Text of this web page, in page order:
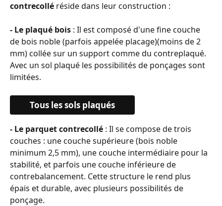
contrecollé réside dans leur construction :
- Le plaqué bois : Il est composé d'une fine couche
de bois noble (parfois appelée placage)(moins de 2
mm) collée sur un support comme du contreplaqué.
Avec un sol plaqué les possibilités de ponçages sont
limitées.
Tous les sols plaqués
- Le parquet contrecollé : Il se compose de trois
couches : une couche supérieure (bois noble
minimum 2,5 mm), une couche intermédiaire pour la
stabilité, et parfois une couche inférieure de
contrebalancement. Cette structure le rend plus
épais et durable, avec plusieurs possibilités de
ponçage.